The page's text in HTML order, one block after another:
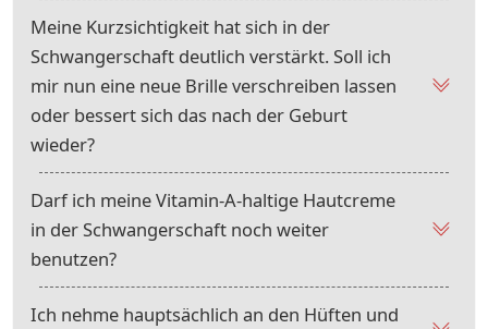
Meine Kurzsichtigkeit hat sich in der
Schwangerschaft deutlich verstärkt. Soll ich
mir nun eine neue Brille verschreiben lassen
oder bessert sich das nach der Geburt
wieder?
Darf ich meine Vitamin-A-haltige Hautcreme
in der Schwangerschaft noch weiter
benutzen?
Ich nehme hauptsächlich an den Hüften und